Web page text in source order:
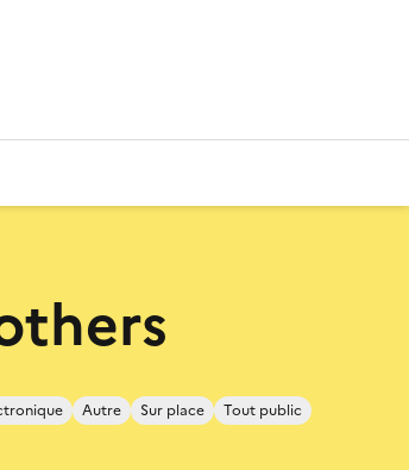
Autre Sur place
Tout public